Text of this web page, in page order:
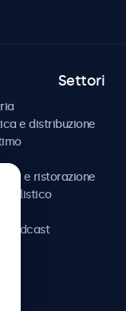
Settori
e distribuzione
e ristorazione